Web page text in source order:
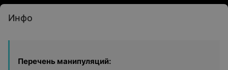
Инфо
Перечень манипуляций: